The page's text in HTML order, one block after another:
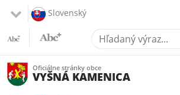
Slovenský
Hľadaný výraz...
Oficiálne stránky obce
VYŠNÁ KAMENICA